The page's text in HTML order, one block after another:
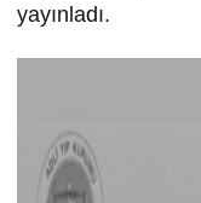
yayınladı.